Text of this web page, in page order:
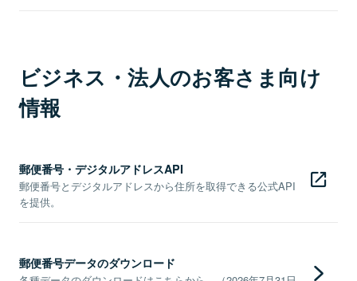
ビジネス・法人のお客さま向け
情報
郵便番号・デジタルアドレスAPI
郵便番号とデジタルアドレスから住所を取得できる公式API
を提供。
郵便番号データのダウンロード